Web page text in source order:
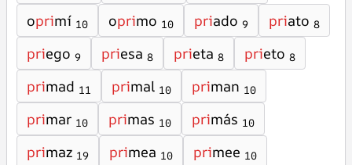
oprimí 10 oprimo 10 priado 9 priato 8
priego 9 priesa 8 prieta 8 prieto 8
primad 11 primal 10 priman 10
primar 10 primas 10 primás 10
primaz 19 primea 10 primee 10